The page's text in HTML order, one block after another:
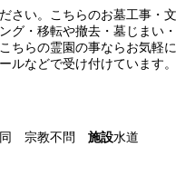
さい。こちらのお墓工事・文
グ・移転や撤去・墓じまい・
ちらの霊園の事ならお気軽に
ルなどで受け付けています。
宗教不問 施設水道